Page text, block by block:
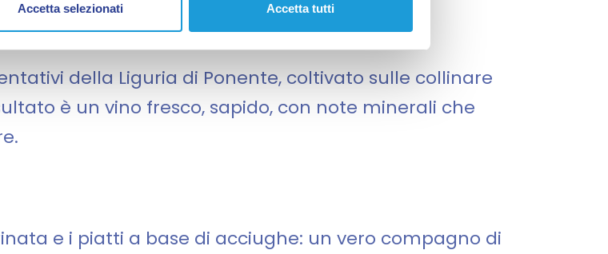
Accetta selezionati Accetta tutti
della Liguria di Ponente, coltivato sulle collinare
è un vino fresco, sapido, con note minerali che
e i piatti a base di acciughe: un vero compagno di